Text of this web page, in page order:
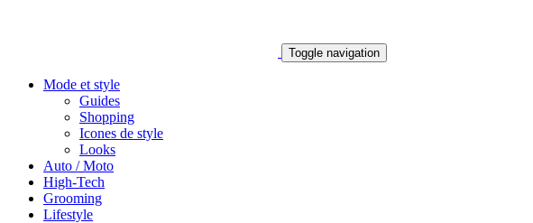
Toggle navigation
Mode et style
Guides
Shopping
Icones de style
Looks
Auto / Moto
High-Tech
Grooming
Lifestyle